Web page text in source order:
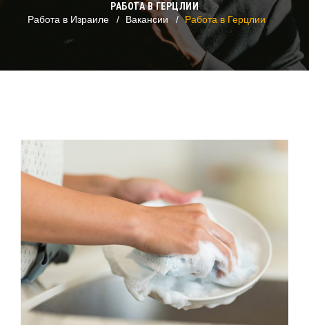
РАБОТА В ГЕРЦЛИИ
Работа в Израиле
Вакансии Работа в Герцлии